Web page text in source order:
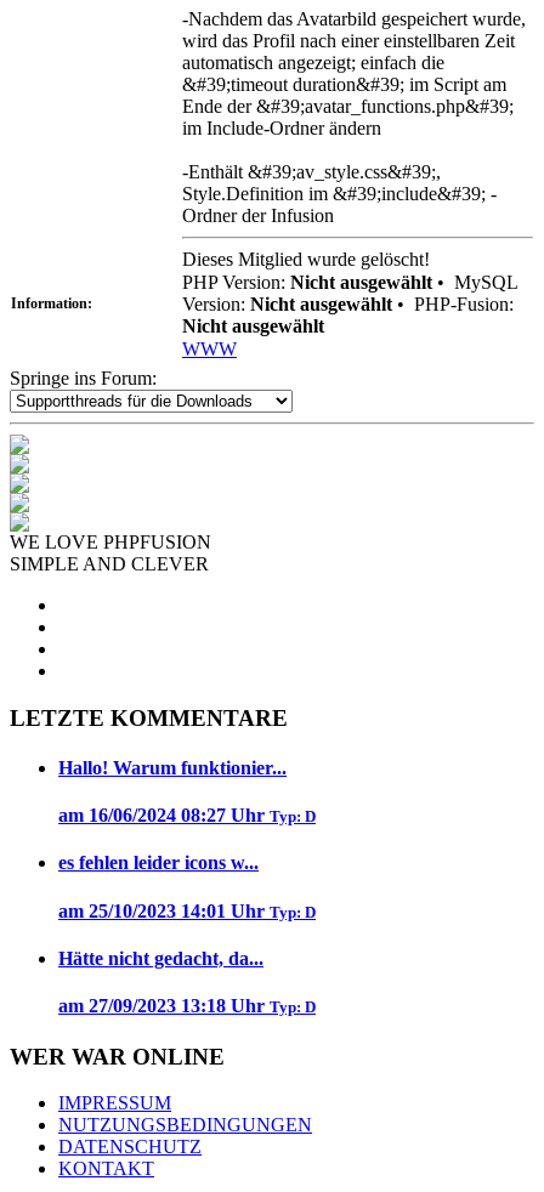
-Nachdem das Avatarbild gespeichert wurde,
wird das Profil nach einer einstellbaren Zeit
automatisch angezeigt; einfach die
&#39;timeout duration&#39; im Script am
Ende der &#39;avatar_functions.php&#39;
im Include-Ordner ändern
-Enthält &#39;av_style.css&#39;,
Style.Definition im &#39;include&#39; -
Ordner der Infusion
Dieses Mitglied wurde gelöscht!
Information:
PHP Version: Nicht ausgewählt • MySQL
Version: Nicht ausgewählt • PHP-Fusion:
Nicht ausgewählt
WWW
Springe ins Forum:
WE LOVE PHPFUSION
SIMPLE AND CLEVER
LETZTE KOMMENTARE
Hallo! Warum funktionier...
am 16/06/2024 08:27 Uhr Typ: D
es fehlen leider icons w...
am 25/10/2023 14:01 Uhr Typ: D
Hätte nicht gedacht, da...
am 27/09/2023 13:18 Uhr Typ: D
WER WAR ONLINE
IMPRESSUM
NUTZUNGSBEDINGUNGEN
DATENSCHUTZ
KONTAKT